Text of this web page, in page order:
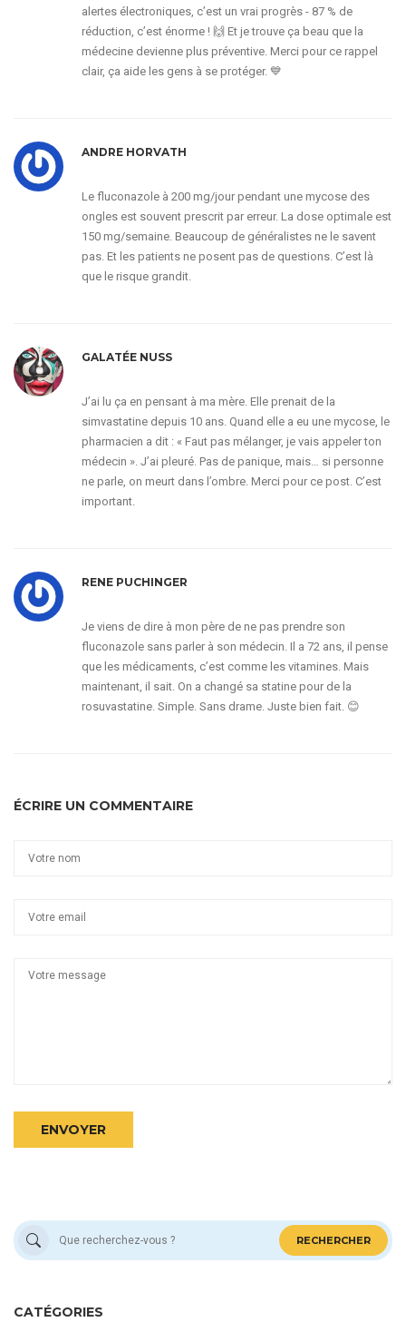
alertes électroniques, c’est un vrai progrès - 87 % de
réduction, c’est énorme ! 🙌 Et je trouve ça beau que la
médecine devienne plus préventive. Merci pour ce rappel
clair, ça aide les gens à se protéger. 💙
ANDRE HORVATH
Le fluconazole à 200 mg/jour pendant une mycose des
ongles est souvent prescrit par erreur. La dose optimale est
150 mg/semaine. Beaucoup de généralistes ne le savent
pas. Et les patients ne posent pas de questions. C’est là
que le risque grandit.
GALATÉE NUSS
J’ai lu ça en pensant à ma mère. Elle prenait de la
simvastatine depuis 10 ans. Quand elle a eu une mycose, le
pharmacien a dit : « Faut pas mélanger, je vais appeler ton
médecin ». J’ai pleuré. Pas de panique, mais… si personne
ne parle, on meurt dans l’ombre. Merci pour ce post. C’est
important.
RENE PUCHINGER
Je viens de dire à mon père de ne pas prendre son
fluconazole sans parler à son médecin. Il a 72 ans, il pense
que les médicaments, c’est comme les vitamines. Mais
maintenant, il sait. On a changé sa statine pour de la
rosuvastatine. Simple. Sans drame. Juste bien fait. 😊
ÉCRIRE UN COMMENTAIRE
ENVOYER
RECHERCHER
CATÉGORIES